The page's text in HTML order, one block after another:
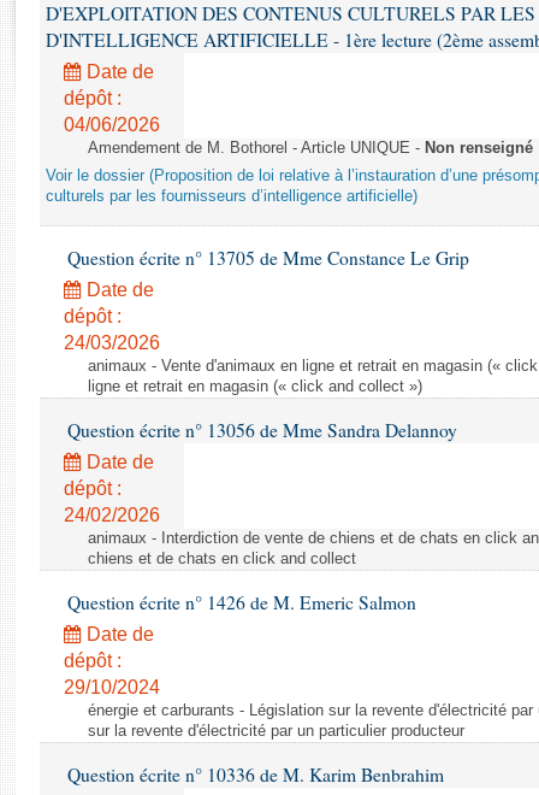
Rapports législatifs
Rapports sur l'application des lois
Baromètre de l’application des lois
Budget et sécurité sociale
Questions écrites et orales
Comptes rendus des débats
D'EXPLOITATION DES CONTENUS CULTURELS PAR LES
D'INTELLIGENCE ARTIFICIELLE - 1ère lecture (2ème
Date de
dépôt :
04/06/2026
Amendement de M. Bothorel - Article UNIQUE - Non renseigné
Voir le dossier (Proposition de loi relative à l’instauration d’une
culturels par les fournisseurs d’intelligence artificielle)
Question écrite n° 13705 de Mme Constance Le Grip
Date de
dépôt :
24/03/2026
animaux - Vente d'animaux en ligne et retrait en magasin («
ligne et retrait en magasin (« click and collect »)
Question écrite n° 13056 de Mme Sandra Delannoy
Date de
dépôt :
24/02/2026
animaux - Interdiction de vente de chiens et de chats en click
chiens et de chats en click and collect
Question écrite n° 1426 de M. Emeric Salmon
Date de
dépôt :
29/10/2024
énergie et carburants - Législation sur la revente d'électricité
sur la revente d'électricité par un particulier producteur
Question écrite n° 10336 de M. Karim Benbrahim